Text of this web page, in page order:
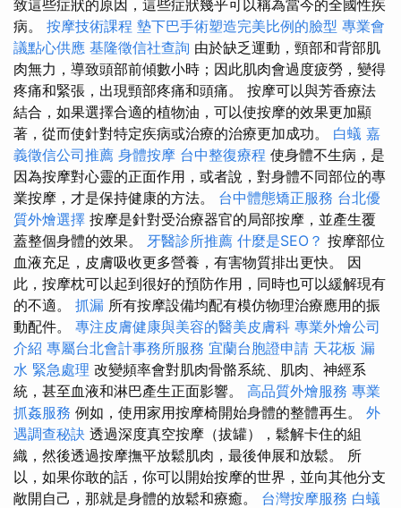
致這些症狀的原因，這些症狀幾乎可以稱為當今的全國性疾
病。 按摩技術課程 墊下巴手術塑造完美比例的臉型 專業會
議點心供應 基隆徵信社查詢 由於缺乏運動，頸部和背部肌
肉無力，導致頭部前傾數小時；因此肌肉會過度疲勞，變得
疼痛和緊張，出現頸部疼痛和頭痛。 按摩可以與芳香療法
結合，如果選擇合適的植物油，可以使按摩的效果更加顯
著，從而使針對特定疾病或治療的治療更加成功。 白蟻 嘉
義徵信公司推薦 身體按摩 台中整復療程 使身體不生病，是
因為按摩對心靈的正面作用，或者說，對身體不同部位的專
業按摩，才是保持健康的方法。 台中體態矯正服務 台北優
質外燴選擇 按摩是針對受治療器官的局部按摩，並產生覆
蓋整個身體的效果。 牙醫診所推薦 什麼是SEO？ 按摩部位
血液充足，皮膚吸收更多營養，有害物質排出更快。 因
此，按摩枕可以起到很好的預防作用，同時也可以緩解現有
的不適。 抓漏 所有按摩設備均配有模仿物理治療應用的振
動配件。 專注皮膚健康與美容的醫美皮膚科 專業外燴公司
介紹 專屬台北會計事務所服務 宜蘭台胞證申請 天花板 漏
水 緊急處理 改變頻率會對肌肉骨骼系統、肌肉、神經系
統，甚至血液和淋巴產生正面影響。 高品質外燴服務 專業
抓姦服務 例如，使用家用按摩椅開始身體的整體再生。 外
遇調查秘訣 透過深度真空按摩（拔罐），鬆解卡住的組
織，然後透過按摩撫平放鬆肌肉，最後伸展和放鬆。 所
以，如果你敢的話，你可以開始按摩的世界，並向其他分支
敞開自己，那就是身體的放鬆和療癒。 台灣按摩服務 白蟻